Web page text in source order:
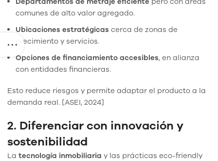
comunes de alto valor agregado.
Ubicaciones estratégicas cerca de zonas de
crecimiento y servicios.
Opciones de financiamiento accesibles, en alianza
con entidades financieras.
Esto reduce riesgos y permite adaptar el producto a la
demanda real. [ASEI, 2024]
2. Diferenciar con innovación y
sostenibilidad
La tecnología inmobiliaria y las prácticas eco-friendly